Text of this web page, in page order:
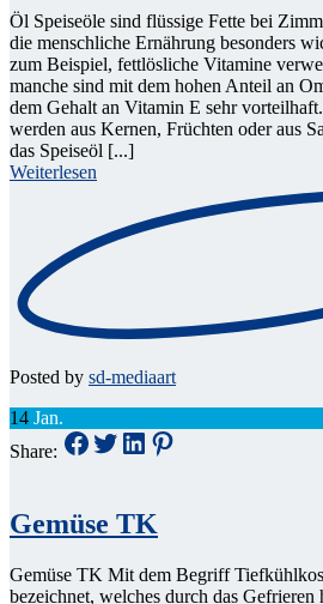
Öl Speiseöle sind flüssige Fette bei
die menschliche Ernährung besonders
zum Beispiel, fettlösliche Vitamine
manche sind mit dem hohen Anteil an
dem Gehalt an Vitamin E sehr
werden aus Kernen, Früchten oder aus
das Speiseöl [...]
Weiterlesen
Posted by sd-mediaart
14 Jan.
Share:
Gemüse TK
Gemüse TK Mit dem Begriff
bezeichnet, welches durch das Gefrieren